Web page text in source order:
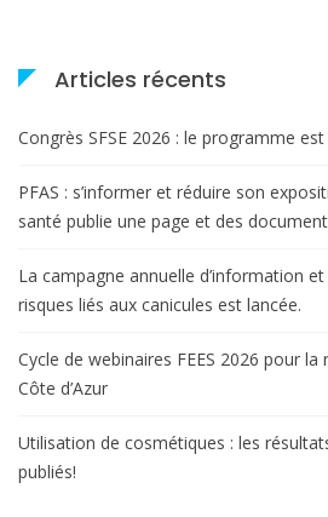
Articles récents
Congrès SFSE 2026 : le programme
PFAS : s’informer et réduire son
santé publie une page et des
La campagne annuelle d’information
risques liés aux canicules est lancée.
Cycle de webinaires FEES 2026 pour
Côte d’Azur
Utilisation de cosmétiques : les
publiés!